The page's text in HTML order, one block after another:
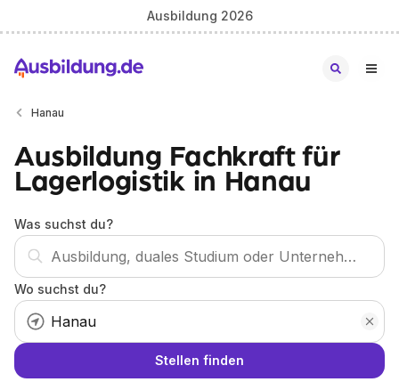
Ausbildung 2026
Hanau
Ausbildung Fachkraft für
Lagerlogistik in Hanau
Was suchst du?
Wo suchst du?
Stellen finden